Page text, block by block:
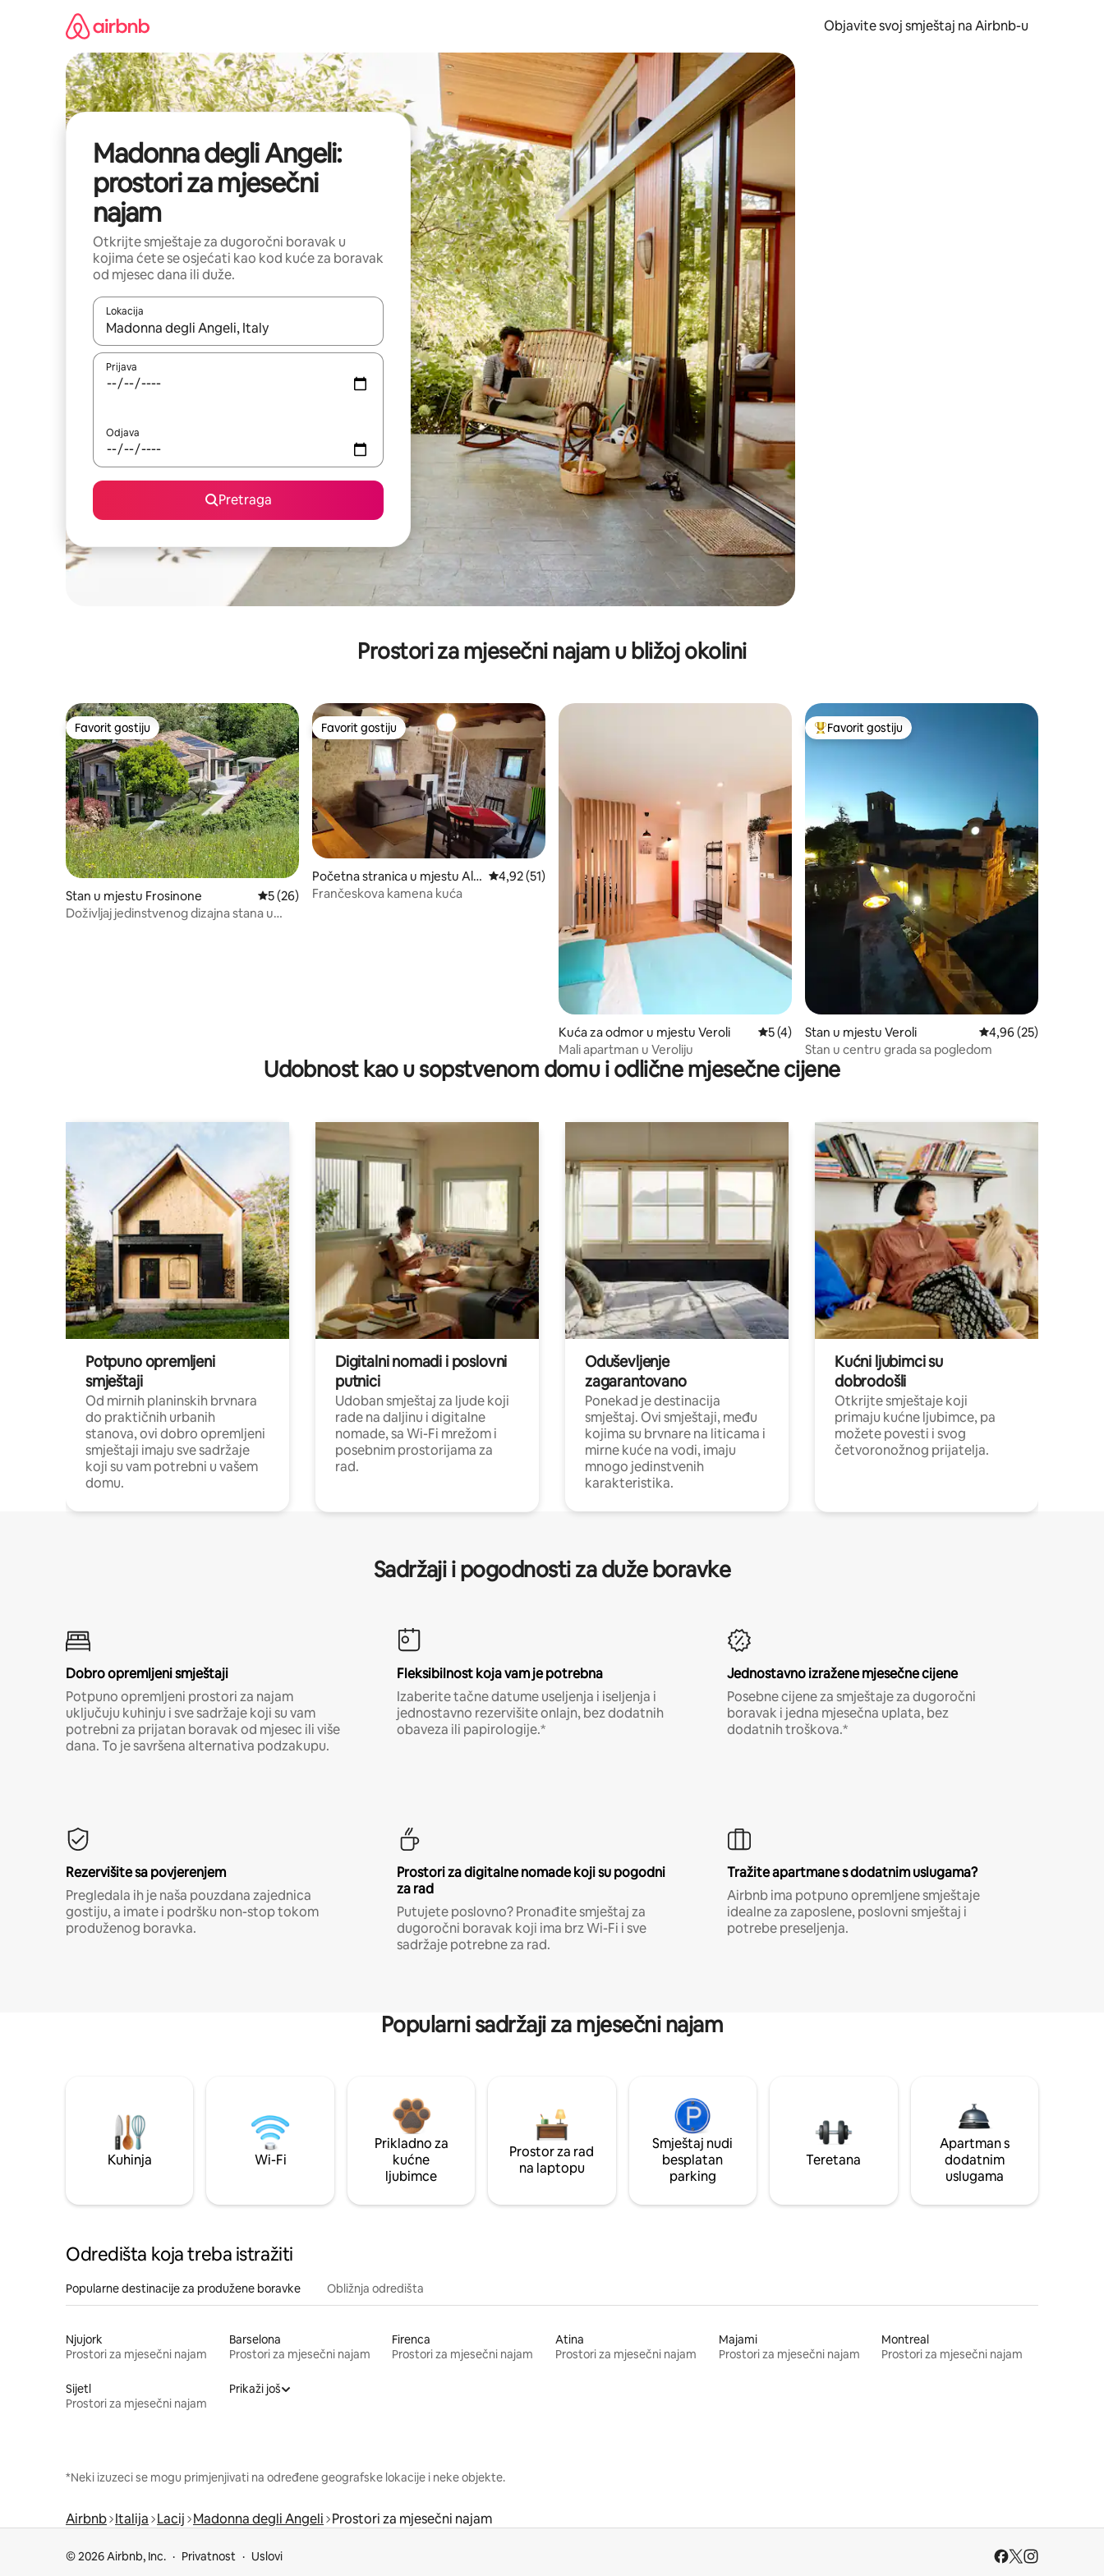
Objavite svoj smještaj na Airbnb-u
Madonna degli Angeli:
prostori za mjesečni
najam
Otkrijte smještaje za dugoročni boravak u
kojima ćete se osjećati kao kod kuće za boravak
od mjesec dana ili duže.
Lokacija
Kad su rezultati dostupni, možete da se krećete kroz njih pomoću strelica nagore i nadolje, kao i da ih istražujte dodirom ili prevlačenjem.
Prijava
Odjava
Pretraga
Prostori za mjesečni najam u bližoj okolini
Favorit gostiju
Favorit gostiju
Stan u mjestu Frosinone prosječna ocjena 5 od 5, recenzija: 26
5 (26)
Doživljaj jedinstvenog dizajna stana u
Favorit gostiju
Favorit gostiju
Početna stranica u mjestu Ala
tri
prosječna ocjena 4,92 od 5, recenzija: 51
4,92 (51)
Frančeskova kamena kuća
Kuća za odmor u mjestu Veroli prosječna ocjena 5 od 5, recenzija: 4
5 (4)
Mali apartman u Veroliju
Glavni favorit gostiju
Favorit gostiju
Stan u mjestu Veroli prosječna ocjena
4,96 (25)
Stan u centru grada sa pogledom
Udobnost kao u sopstvenom domu i odlične mjesečne cijene
Potpuno opremljeni
smještaji
Od mirnih planinskih brvnara
do praktičnih urbanih
stanova, ovi dobro opremljeni
smještaji imaju sve sadržaje
koji su vam potrebni u vašem
domu.
Digitalni nomadi i poslovni
putnici
Udoban smještaj za ljude koji
rade na daljinu i digitalne
nomade, sa Wi-Fi mrežom i
posebnim prostorijama za
rad.
Oduševljenje
zagarantovano
Ponekad je destinacija
smještaj. Ovi smještaji, među
kojima su brvnare na liticama i
mirne kuće na vodi, imaju
mnogo jedinstvenih
karakteristika.
Kućni ljubimci su
dobrodošli
Otkrijte smještaje koji
primaju kućne ljubimce, pa
možete povesti i svog
četvoronožnog prijatelja.
Sadržaji i pogodnosti za duže boravke
Dobro opremljeni smještaji
Potpuno opremljeni prostori za najam
uključuju kuhinju i sve sadržaje koji su vam
potrebni za prijatan boravak od mjesec ili više
dana. To je savršena alternativa podzakupu.
Fleksibilnost koja vam je potrebna
Izaberite tačne datume useljenja i iseljenja i
jednostavno rezervišite onlajn, bez dodatnih
obaveza ili papirologije.*
Jednostavno izražene mjesečne cijene
Posebne cijene za smještaje za dugoročni
boravak i jedna mjesečna uplata, bez
dodatnih troškova.*
Rezervišite sa povjerenjem
Pregledala ih je naša pouzdana zajednica
gostiju, a imate i podršku non-stop tokom
produženog boravka.
Prostori za digitalne nomade koji su pogodni
za rad
Putujete poslovno? Pronađite smještaj za
dugoročni boravak koji ima brz Wi-Fi i sve
sadržaje potrebne za rad.
Tražite apartmane s dodatnim uslugama?
Airbnb ima potpuno opremljene smještaje
idealne za zaposlene, poslovni smještaj i
potrebe preseljenja.
Popularni sadržaji za mjesečni najam
Kuhinja Wi-Fi
Prikladno za
kućne
ljubimce
Prostor za rad
na laptopu
Smještaj nudi
besplatan
parking
Teretana
Apartman s
dodatnim
uslugama
Odredišta koja treba istražiti
Popularne destinacije za produžene boravke Obližnja odredišta
Njujork
Prostori za mjesečni najam
Barselona
Prostori za mjesečni najam
Firenca
Prostori za mjesečni najam
Atina
Prostori za mjesečni najam
Majami
Prostori za mjesečni najam
Montreal
Prostori za mjesečni najam
Sijetl
Prostori za mjesečni najam
Prikaži još
*Neki izuzeci se mogu primjenjivati na određene geografske lokacije i neke objekte.
Airbnb Italija Lacij Madonna degli Angeli Prostori za mjesečni najam
© 2026 Airbnb, Inc. Privatnost Uslovi